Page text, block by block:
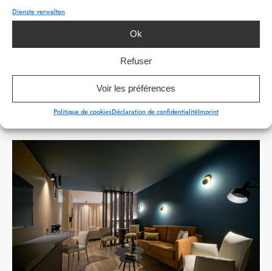
Dienste verwalten
Ok
Refuser
Voir les préférences
Politique de cookiesDéclaration de confidentialitéImprint
Andere Zimmer
DAS KÖNNTE SIE EBENFALLS INTERESSIEREN